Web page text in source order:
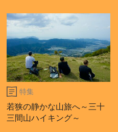
特集
若狭の静かな山旅へ～三十
三間山ハイキング～